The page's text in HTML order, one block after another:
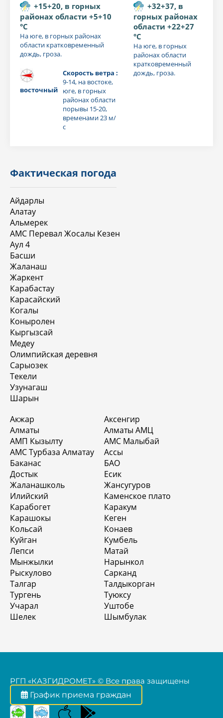
+15+20, в горных
районах области +5+10
°C
На юге, в горных районах
области кратковременный
дождь, гроза.
восточный
Скорость ветра :
9-14, на востоке,
юге, в горных
районах области
порывы 15-20,
временами 23 м/
с
+32+37, в
горных районах
области +22+27
°C
На юге, в горных
районах области
кратковременный
дождь, гроза.
Фактическая погода
Айдарлы
Алатау
Альмерек
АМС Перевал Жосалы Кезен
Аул 4
Басши
Жаланаш
Жаркент
Карабастау
Карасайский
Когалы
Коныролен
Кыргызсай
Медеу
Олимпийская деревня
Сарыозек
Текели
Узунагаш
Шарын
Акжар
Алматы
АМП Кызылту
АМС Турбаза Алматау
Баканас
Достык
Жаланашколь
Илийский
Карабогет
Карашокы
Кольсай
Куйган
Лепси
Мынжылки
Рыскулово
Талгар
Тургень
Учарал
Шелек
Аксенгир
Алматы АМЦ
АМС Малыбай
Ассы
БАО
Есик
Жансугуров
Каменское плато
Каракум
Кеген
Конаев
Кумбель
Матай
Нарынкол
Сарканд
Талдыкорган
Туюксу
Уштобе
Шымбулак
РГП «КАЗГИДРОМЕТ» © Все права защищены
График приема граждан